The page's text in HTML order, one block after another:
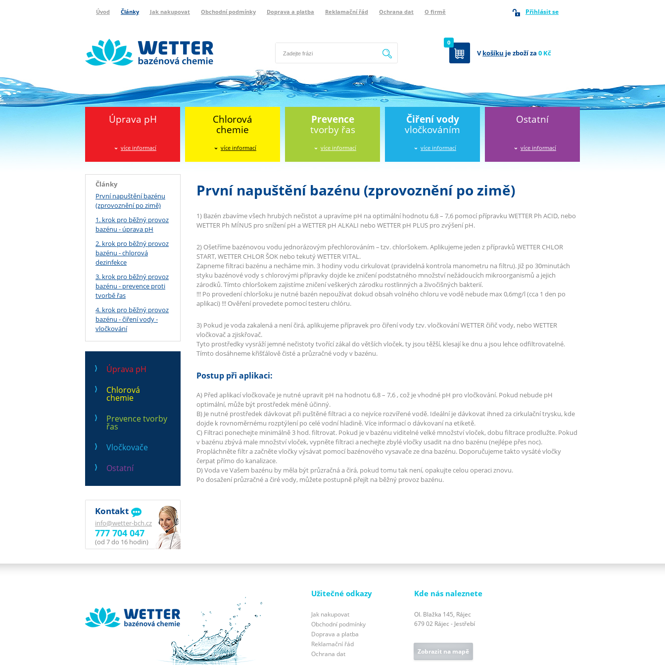
Úvod Články Jak nakupovat Obchodní podmínky Doprava a platba Reklamační řád Ochrana dat O firmě Přihlásit se
Hledat
Vkošíku je zboží za 0 Kč
0
Úprava pH
více informací
Chlorová
chemie
více informací
Prevence
tvorby řas
více informací
Čiření vody
vločkováním
více informací
Ostatní
více informací
Články
První napuštění bazénu
(zprovoznění po zimě)
1. krok pro běžný provoz
bazénu - úprava pH
2. krok pro běžný provoz
bazénu - chlorová
dezinfekce
3. krok pro běžný provoz
bazénu - prevence proti
tvorbě řas
4. krok pro běžný provoz
bazénu - čiření vody -
vločkování
Úprava pH
Chlorová
chemie
Prevence tvorby
řas
Vločkovače
Ostatní
Kontakt
info@wetter-bch.cz
777 704 047
(od 7 do 16 hodin)
První napuštění bazénu (zprovoznění po zimě)
1) Bazén zbavíme všech hrubých nečistot a upravíme pH na optimální hodnotu 6,8 – 7,6 pomocí přípravku WETTER Ph ACID, nebo
WETTER Ph MÍNUS pro snížení pH a WETTER pH ALKALI nebo WETTER pH PLUS pro zvýšení pH.
2) Ošetříme bazénovou vodu jednorázovým přechlorováním – tzv. chloršokem. Aplikujeme jeden z přípravků WETTER CHLOR
START, WETTER CHLOR ŠOK nebo tekutý WETTER VITAL.
Zapneme filtraci bazénu a necháme min. 3 hodiny vodu cirkulovat (pravidelná kontrola manometru na filtru). Již po 30minutách
styku bazénové vody s chlorovými přípravky dojde ke zničení podstatného množství nežádoucích mikroorganismů a jejich
zárodků. Tímto chloršokem zajistíme zničení veškerých zárodku rostlinných a živočišných bakterií.
!!! Po provedení chloršoku je nutné bazén nepoužívat dokud obsah volného chloru ve vodě nebude max 0,6mg/l (cca 1 den po
aplikaci) !!! Ověření provedete pomocí testeru chlóru.
3) Pokud je voda zakalená a není čirá, aplikujeme přípravek pro čiření vody tzv. vločkování WETTER čiřič vody, nebo WETTER
vločkovač a zjiskřovač.
Tyto prostředky vysráží jemné nečistoty tvořící zákal do větších vloček, ty jsou těžší, klesají ke dnu a jsou lehce odfiltrovatelné.
Tímto dosáhneme křišťálově čisté a průzračné vody v bazénu.
Postup při aplikaci:
A) Před aplikací vločkovače je nutné upravit pH na hodnotu 6,8 – 7,6 , což je vhodné pH pro vločkování. Pokud nebude pH
optimální, může být prostředek méně účinný.
B) Je nutné prostředek dávkovat při puštěné filtraci a co nejvíce rozvířené vodě. Ideální je dávkovat ihned za cirkulační trysku, kde
dojde k rovnoměrnému rozptýlení po celé vodní hladině. Více informací o dávkovaní na etiketě.
C) Filtraci ponechejte minimálně 3 hod. filtrovat. Pokud je v bazénu viditelné velké množství vloček, dobu filtrace prodlužte. Pokud
v bazénu zbývá male množství vloček, vypněte filtraci a nechejte zbylé vločky usadit na dno bazénu (nejlépe přes noc).
Propláchněte filtr a začněte vločky výsávat pomocí bazénového vysavače ze dna bazénu. Doporučujeme takto vysáté vločky
čerpat přímo do kanalizace.
D) Voda ve Vašem bazénu by měla být průzračná a čirá, pokud tomu tak není, opakujte celou operaci znovu.
Po dosažení průzračné a čiré vody, můžete postupně přejít na běžný provoz bazénu.
Užitečné odkazy
Jak nakupovat
Obchodní podmínky
Doprava a platba
Reklamační řád
Ochrana dat
Kde nás naleznete
Ol. Blažka 145, Rájec
679 02 Rájec - Jestřebí
Zobrazit na mapě